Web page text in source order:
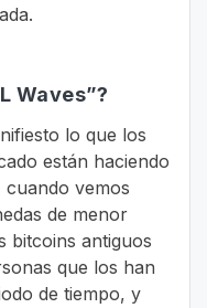
Waves”?
lo que los
están haciendo
vemos
de menor
bitcoins antiguos
que los han
de tiempo, y